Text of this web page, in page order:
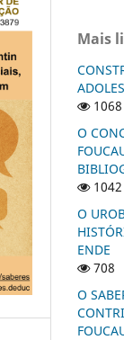
Mais
1068
O
1042
O
ENDE
708
O